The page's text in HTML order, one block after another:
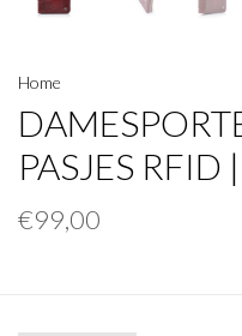
Home
PASJES RFID
€99,00